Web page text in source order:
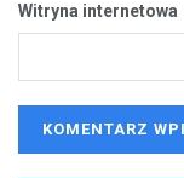
Witryna internetowa